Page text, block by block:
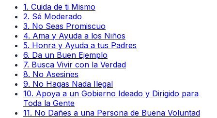
1. Cuida de ti Mismo
2. Sé Moderado
3. No Seas Promiscuo
4. Ama y Ayuda a los Niños
5. Honra y Ayuda a tus Padres
6. Da un Buen Ejemplo
7. Busca Vivir con la Verdad
8. No Asesines
9. No Hagas Nada Ilegal
10. Apoya a un Gobierno Ideado y Dirigido para
Toda la Gente
11. No Dañes a una Persona de Buena Voluntad